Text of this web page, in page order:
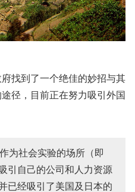
找到了一个绝佳的妙招与其
径，目前正在努力吸引外国
为社会实验的场所（即
引自己的公司和人力资源
已经吸引了美国及日本的